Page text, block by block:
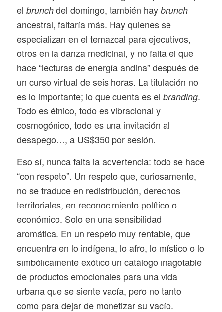
el brunchdel domingo, también hay brunch
ancestral, faltaría más. Hay quienes se
especializan en el temazcal para ejecutivos,
otros en la danza medicinal, y no falta el que
hace “lecturas de energía andina” después de
un curso virtual de seis horas. La titulación no
es lo importante; lo que cuenta es el branding.
Todo es étnico, todo es vibracional y
cosmogónico, todo es una invitación al
desapego…, a US$350 por sesión.
Eso sí, nunca falta la advertencia: todo se hace
“con respeto”. Un respeto que, curiosamente,
no se traduce en redistribución, derechos
territoriales, en reconocimiento político o
económico. Solo en una sensibilidad
aromática. En un respeto muy rentable, que
encuentra en lo indígena, lo afro, lo místico o lo
simbólicamente exótico un catálogo inagotable
de productos emocionales para una vida
urbana que se siente vacía, pero no tanto
como para dejar de monetizar su vacío.